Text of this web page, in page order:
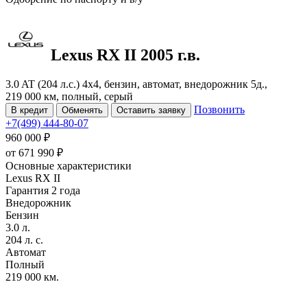
Lexus RX II 2005 г.в.
3.0 AT (204 л.с.) 4x4, бензин, автомат, внедорожник 5д.,
219 000 км, полный, серый
В кредит Обменять Оставить заявку
Позвонить
+7(499) 444-80-07
960 000 ₽
от 671 990 ₽
Основные характеристики
Lexus RX II
Гарантия 2 года
Внедорожник
Бензин
3.0 л.
204 л. с.
Автомат
Полный
219 000 км.